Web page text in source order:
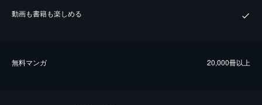
動画も書籍も楽しめる
無料マンガ 20,000冊以上